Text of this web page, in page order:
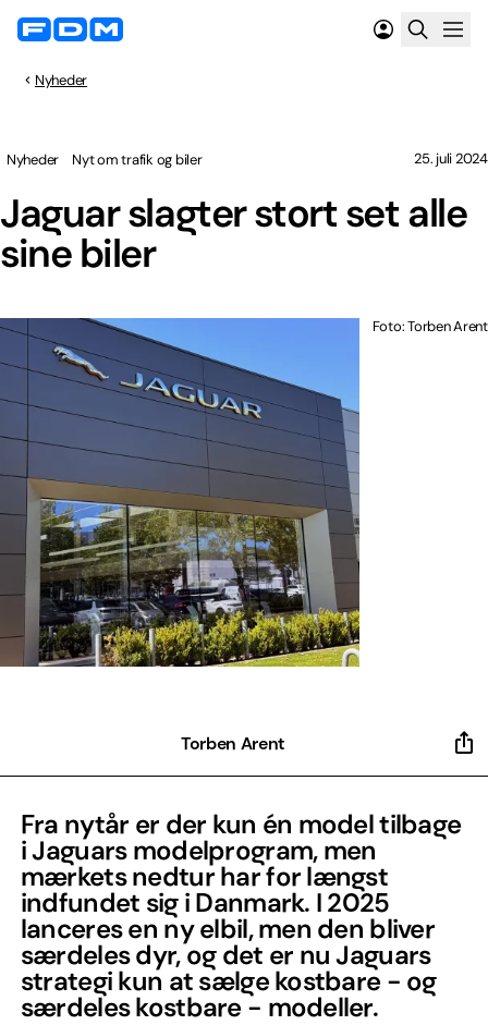
Nyheder
Jaguar slagter stort set alle
sine biler
Nyheder Nyt om trafik og biler 25. juli 2024
Foto: Torben Arent
Torben Arent
Fra nytår er der kun én model tilbage
i Jaguars modelprogram, men
mærkets nedtur har for længst
indfundet sig i Danmark. I 2025
lanceres en ny elbil, men den bliver
særdeles dyr, og det er nu Jaguars
strategi kun at sælge kostbare - og
særdeles kostbare - modeller.